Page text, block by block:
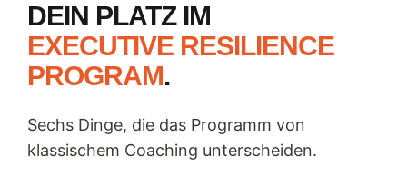
DEIN PLATZ IM
EXECUTIVE RESILIENCE
PROGRAM.
Sechs Dinge, die das Programm von
klassischem Coaching unterscheiden.